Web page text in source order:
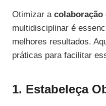
Otimizar a colaboração
multidisciplinar é
melhores resultados.
práticas para facilitar
1. Estabeleça